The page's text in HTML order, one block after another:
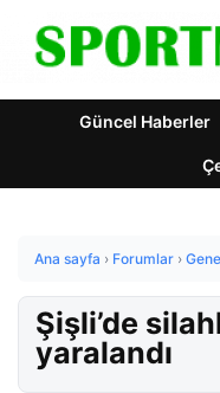
Güncel Haberler
Ana sayfa › Forumlar ›
Şişli’de
yaralandı